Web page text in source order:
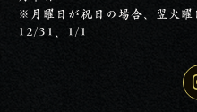
※月曜日が祝日の場合、翌火曜
12/31、1/1